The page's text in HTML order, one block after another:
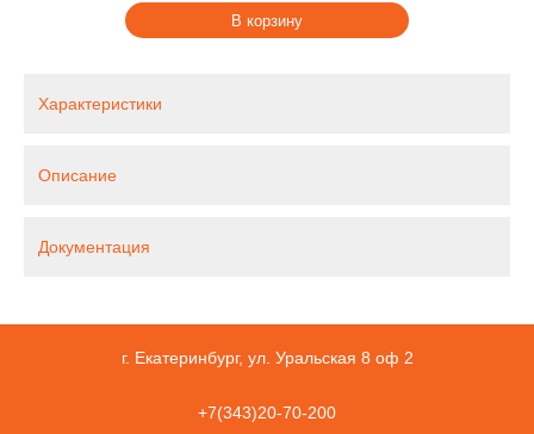
В корзину
Характеристики
Описание
Документация
г. Екатеринбург, ул. Уральская 8 оф 2
+7(343)20-70-200